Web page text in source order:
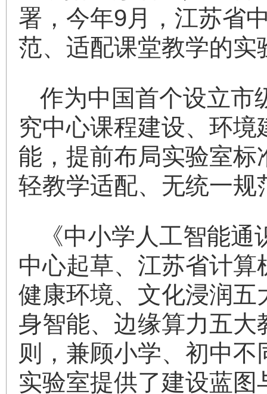
署，今年9月，江苏省
范、适配课堂教学的
作为中国首个设立市
究中心课程建设、环
能，提前布局实验室标
轻教学适配、无统一规
《中小学人工智能
中心起草、江苏省计
健康环境、文化浸润
身智能、边缘算力五
则，兼顾小学、初中
实验室提供了建设蓝